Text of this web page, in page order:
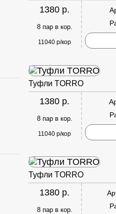
1380 р.
8 пар в кор.
11040 р/кор
Туфли TORRO
1380 р.
8 пар в кор.
11040 р/кор
Туфли TORRO
1380 р.
8 пар в кор.